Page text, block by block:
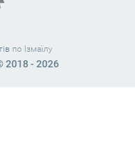
по Ізмаїлу
2018 - 2026